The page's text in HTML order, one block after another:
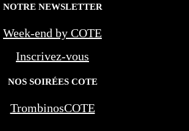
NOTRE NEWSLETTER
Week-end by COTE
Inscrivez-vous
NOS SOIRÉES COTE
TrombinosCOTE